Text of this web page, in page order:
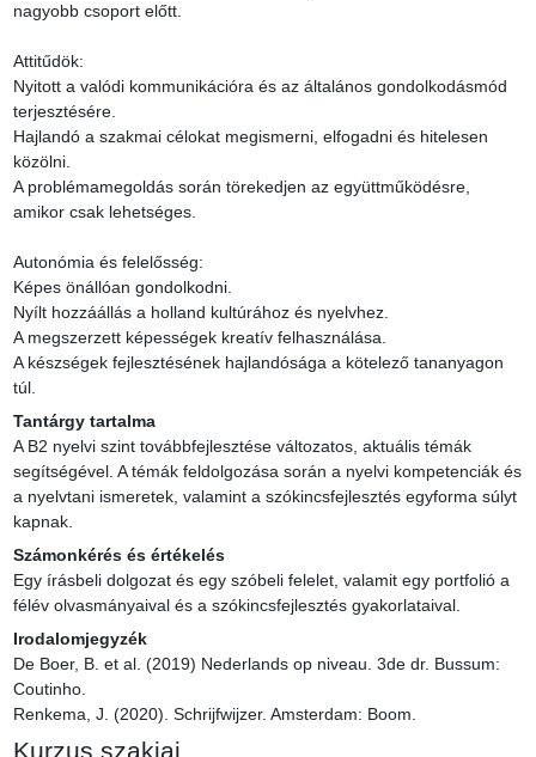
nagyobb csoport előtt.
Attitűdök:
Nyitott a valódi kommunikációra és az általános gondolkodásmód
terjesztésére.
Hajlandó a szakmai célokat megismerni, elfogadni és hitelesen
közölni.
A problémamegoldás során törekedjen az együttműködésre,
amikor csak lehetséges.
Autonómia és felelősség:
Képes önállóan gondolkodni.
Nyílt hozzáállás a holland kultúrához és nyelvhez.
A megszerzett képességek kreatív felhasználása.
A készségek fejlesztésének hajlandósága a kötelező tananyagon
túl.
Tantárgy tartalma
A B2 nyelvi szint továbbfejlesztése változatos, aktuális témák
segítségével. A témák feldolgozása során a nyelvi kompetenciák és
a nyelvtani ismeretek, valamint a szókincsfejlesztés egyforma súlyt
kapnak.
Számonkérés és értékelés
Egy írásbeli dolgozat és egy szóbeli felelet, valamit egy portfolió a
félév olvasmányaival és a szókincsfejlesztés gyakorlataival.
Irodalomjegyzék
De Boer, B. et al. (2019) Nederlands op niveau. 3de dr. Bussum:
Coutinho.
Renkema, J. (2020). Schrijfwijzer. Amsterdam: Boom.
Kurzus szakjai